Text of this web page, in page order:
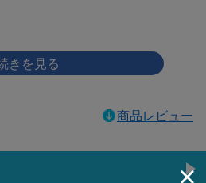
商品レビュー